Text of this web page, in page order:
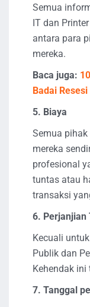
Semua
IT dan
antara para
mereka.
Baca juga:
Badai Resesi
5. Biaya
Semua
mereka
profesional
tuntas atau
transaksi
6. Perjanjian
Kecuali
Publik dan
Kehendak
7. Tanggal